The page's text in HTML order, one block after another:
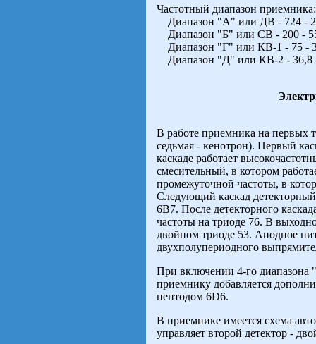
Частотный диапазон приемника:
Диапазон "А" или ДВ - 724 -
Диапазон "Б" или СВ - 200 -
Диапазон "Г" или КВ-1 - 75 -
Диапазон "Д" или КВ-2 - 36,8
В работе приемника на первых
седьмая - кенотрон). Первый
каскаде работает
смесительный, в котором
промежуточной частоты, в
Следующий каскад
6B7. После детекторного
частоты на триоде 76. В
двойном триоде 53. Анодное
двухполупериодного
При включении 4-го
приемнику добавляется
пентодом 6D6.
В приемнике имеется схема
управляет второй детектор -